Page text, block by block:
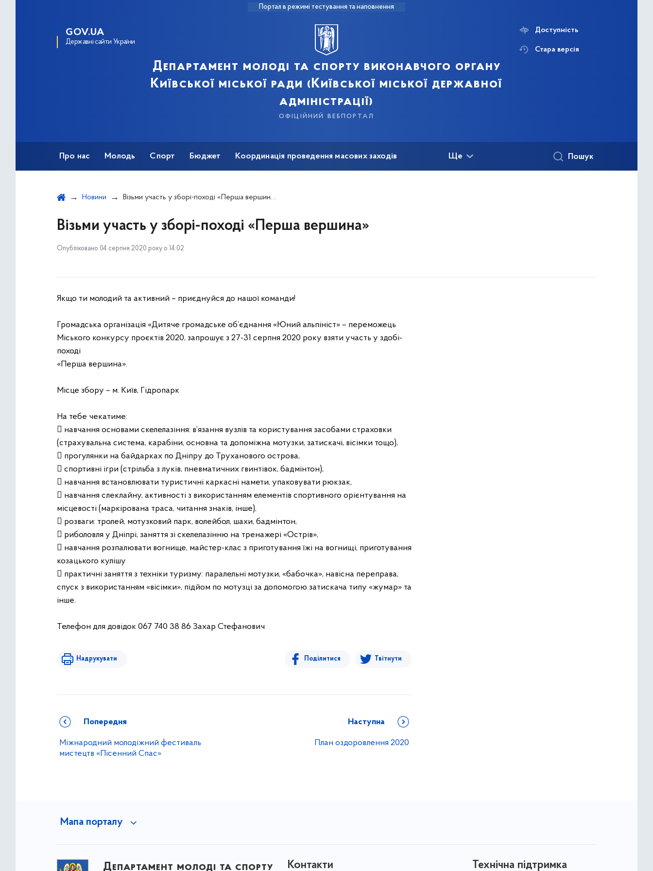
Портал в режимі тестування та наповнення
GOV.UA
Державні сайти України
Департамент молоді та спорту виконавчого органу
Київської міської ради (Київської міської державної
адміністрації)
офіційний вебпортал
Доступність
Стара версія
Про нас Молодь Спорт Бюджет Координація проведення масових заходів Ще Пошук
Новини Візьми участь у зборі-поході «Перша вершина»
Візьми участь у зборі-поході «Перша вершина»
Опубліковано 04 серпня 2020 року о 14:02
Якщо ти молодий та активний – приєднуйся до нашої команди!
Громадська організація «Дитяче громадське об’єднання «Юний альпініст» – переможець
Міського конкурсу проєктів 2020, запрошує з 27-31 серпня 2020 року взяти участь у здобі-
поході
«Перша вершина».
Місце збору – м. Київ, Гідропарк
На тебе чекатиме:
 навчання основами скелелазіння: в’язання вузлів та користування засобами страховки
(страхувальна система, карабіни, основна та допоміжна мотузки, затискачі, вісімки тощо),
 прогулянки на байдарках по Дніпру до Труханового острова,
 спортивні ігри (стрільба з луків, пневматичних гвинтівок, бадмінтон),
 навчання встановлювати туристичні каркасні намети, упаковувати рюкзак,
 навчання слеклайну, активності з використанням елементів спортивного орієнтування на
місцевості (маркірована траса, читання знаків, інше),
 розваги: тролей, мотузковий парк, волейбол, шахи, бадмінтон,
 риболовля у Дніпрі, заняття зі скелелазінню на тренажері «Острів»,
 навчання розпалювати вогнище, майстер-клас з приготування їжі на вогнищі, приготування
козацького кулішу
 практичні заняття з техніки туризму: паралельні мотузки, «бабочка», навісна переправа,
спуск з використанням «вісімки», підйом по мотузці за допомогою затискача типу «жумар» та
інше.
Телефон для довідок 067 740 38 86 Захар Стефанович
Надрукувати Поділитися Твітнути
Попередня
Міжнародний молодіжний фестиваль
мистецтв «Пісенний Спас»
Наступна
План оздоровлення 2020
Мапа порталу
Департамент молоді та спорту Контакти Технічна підтримка